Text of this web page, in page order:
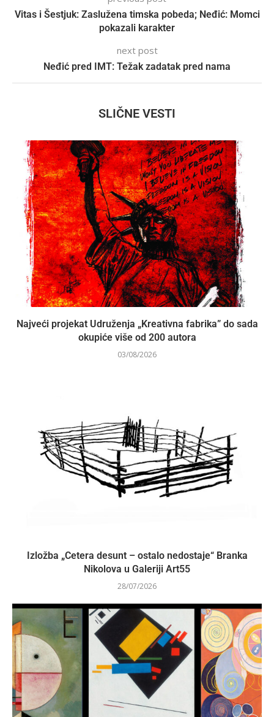
Vitas i Šestjuk: Zaslužena timska pobeda; Neđić: Momci
pokazali karakter
next post
Neđić pred IMT: Težak zadatak pred nama
SLIČNE VESTI
Najveći projekat Udruženja „Kreativna fabrika” do sada
okupiće više od 200 autora
03/08/2026
Izložba „Cetera desunt – ostalo nedostaje“ Branka
Nikolova u Galeriji Art55
28/07/2026